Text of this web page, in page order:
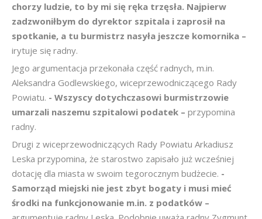
chorzy ludzie, to by mi się ręka trzęsła. Najpierw
zadzwoniłbym do dyrektor szpitala i zaprosił na
spotkanie, a tu burmistrz nasyła jeszcze komornika –
irytuje się radny.
Jego argumentacja przekonała część radnych, m.in.
Aleksandra Godlewskiego, wiceprzewodniczącego Rady
Powiatu. - Wszyscy dotychczasowi burmistrzowie
umarzali naszemu szpitalowi podatek – przypomina
radny.
Drugi z wiceprzewodniczących Rady Powiatu Arkadiusz
Leska przypomina, że starostwo zapisało już wcześniej
dotację dla miasta w swoim tegorocznym budżecie. -
Samorząd miejski nie jest zbyt bogaty i musi mieć
środki na funkcjonowanie m.in. z podatków –